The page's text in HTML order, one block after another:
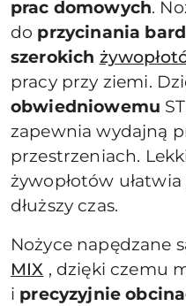
prac domowych.
do przycinania
szerokich
pracy przy ziemi.
obwiedniowemu
zapewnia wydajną
przestrzeniach.
żywopłotów
dłuższy czas.
Nożyce napędzane
MIX , dzięki czemu
i precyzyjnie